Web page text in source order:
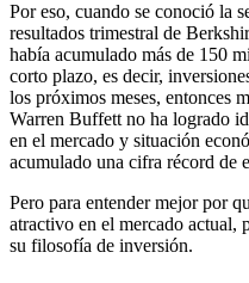
Por eso, cuando se conoció la
resultados trimestral de
había acumulado más de 150
corto plazo, es decir,
los próximos meses, entonces
Warren Buffett no ha logrado
en el mercado y situación
acumulado una cifra récord de
Pero para entender mejor por
atractivo en el mercado actual,
su filosofía de inversión.